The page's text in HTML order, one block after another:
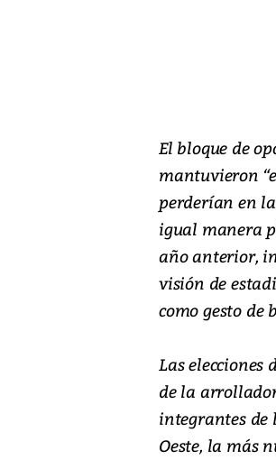
El bloque de
mantuvieron
perderían en
igual manera
año anterior,
visión de
como gesto de
Las elecciones
de la
integrantes de
Oeste, la más